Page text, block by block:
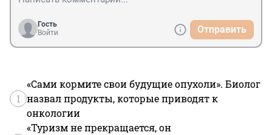
Гость
Войти
Отправить
1
«Сами кормите свои будущие опухоли». Биолог
назвал продукты, которые приводят к
онкологии
«Туризм не прекращается, он